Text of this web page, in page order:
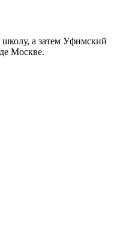
школу, а затем Уфимский
Москве.